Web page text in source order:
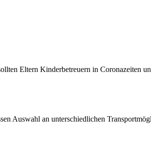
Eltern Kinderbetreuern in Coronazeiten
Auswahl an unterschiedlichen